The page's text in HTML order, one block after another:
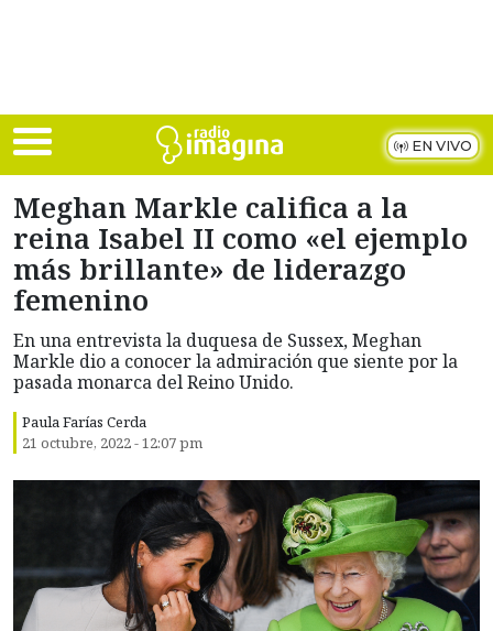
EN VIVO
Meghan Markle califica a la
reina Isabel II como «el ejemplo
más brillante» de liderazgo
femenino
En una entrevista la duquesa de Sussex, Meghan
Markle dio a conocer la admiración que siente por la
pasada monarca del Reino Unido.
Paula Farías Cerda
21 octubre, 2022 - 12:07 pm